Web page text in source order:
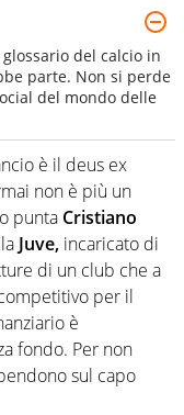
del calcio in
parte. Non si perde
del mondo delle
è il deus ex
non è più un
punta Cristiano
Juve, incaricato di
di un club che a
per il
è
fondo. Per non
sul capo